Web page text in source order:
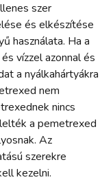
szer
és elkészítése
használata. Ha a
vízzel azonnal és
a nyálkahártyákra
nem
nincs
a pemetrexed
Az
szerekre
kezelni.